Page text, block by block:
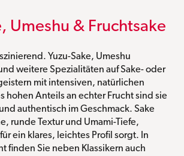
Umeshu & Fruchtsake
Yuzu-Sake, Umeshu
weitere Spezialitäten auf Sake- oder
mit intensiven, natürlichen
hohen Anteils an echter Frucht sind sie
authentisch im Geschmack. Sake
runde Textur und Umami-Tiefe,
ein klares, leichtes Profil sorgt. In
finden Sie neben Klassikern auch